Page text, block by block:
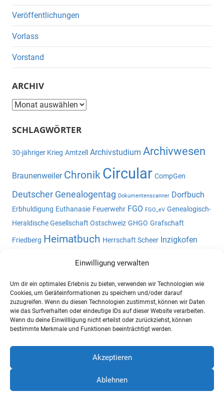
Einwilligung verwalten
Um dir ein optimales Erlebnis zu bieten, verwenden wir Technologien wie
Cookies, um Geräteinformationen zu speichern und/oder darauf
zuzugreifen. Wenn du diesen Technologien zustimmst, können wir Daten
wie das Surfverhalten oder eindeutige IDs auf dieser Website verarbeiten.
Wenn du deine Einwillligung nicht erteilst oder zurückziehst, können
bestimmte Merkmale und Funktionen beeinträchtigt werden.
Akzeptieren
Ablehnen
Veröffentlichungen
Vorlass
Vorstand
ARCHIV
Archiv
SCHLAGWÖRTER
30-jähriger Krieg Amtzell Archivstudium Archivwesen
Braunenweiler Chronik Circular CompGen
Deutscher Genealogentag Dokumentenscanner Dorfbuch
Erbhuldigung Euthanasie Feuerwehr FGO FGO_eV Genealogisch-
Heraldische Gesellschaft Ostschweiz GHGO Grafschaft
Friedberg Heimatbuch Herrschaft Scheer Inzigkofen
Oberschwaben Oberschwaben-l Ortsfamilienbuch
Ortsheimatbuch Ortsnamen Ostschweiz Pault
Potsdam Reibeisenmühle Staatsarchiv Sigmaringen
WordPress-Theme: Mercia von ThemeZee.